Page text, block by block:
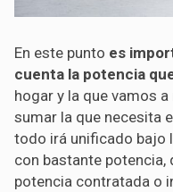
En este punto es
cuenta la potencia
hogar y la que vamos
sumar la que necesita
todo irá unificado bajo
con bastante potencia,
potencia contratada o